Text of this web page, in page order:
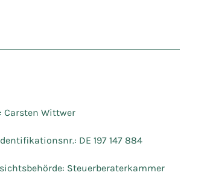
Carsten Wittwer
DE 197 147 884
Steuerberaterkammer